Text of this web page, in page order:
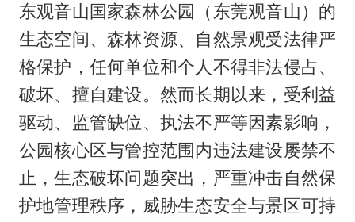
东观音山国家森林公园（东莞观音山）的
生态空间、森林资源、自然景观受法律严
格保护，任何单位和个人不得非法侵占、
破坏、擅自建设。然而长期以来，受利益
驱动、监管缺位、执法不严等因素影响，
公园核心区与管控范围内违法建设屡禁不
止，生态破坏问题突出，严重冲击自然保
护地管理秩序，威胁生态安全与景区可持